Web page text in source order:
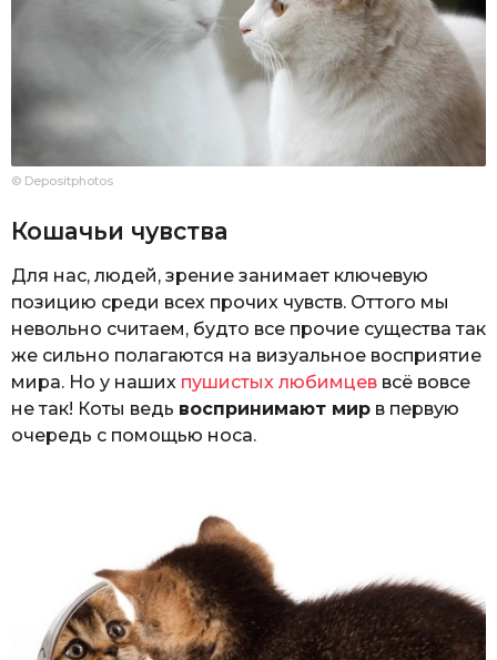
© Depositphotos
Кошачьи чувства
Для нас, людей, зрение занимает ключевую
позицию среди всех прочих чувств. Оттого мы
невольно считаем, будто все прочие существа так
же сильно полагаются на визуальное восприятие
мира. Но у наших пушистых любимцев всё вовсе
не так! Коты ведь воспринимают мир в первую
очередь с помощью носа.